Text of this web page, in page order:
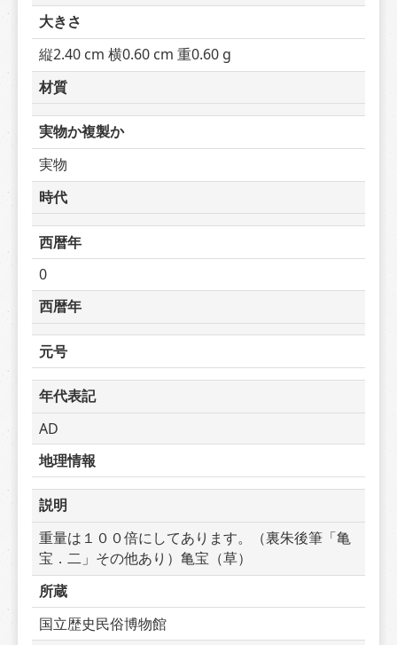
大きさ
縦2.40 cm 横0.60 cm 重0.60 g
材質
実物か複製か
実物
時代
西暦年
0
西暦年
元号
年代表記
AD
地理情報
説明
重量は１００倍にしてあります。（裏朱後筆「亀
宝．二」その他あり）亀宝（草）
所蔵
国立歴史民俗博物館